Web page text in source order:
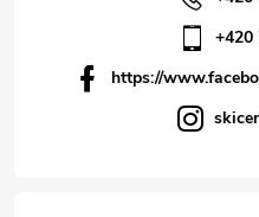
+420
https://